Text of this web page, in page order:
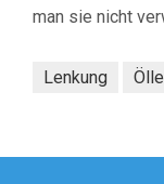
man sie nicht
Lenkung